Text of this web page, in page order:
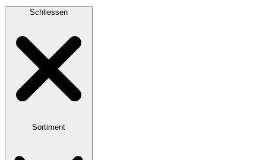
Schliessen
Sortiment